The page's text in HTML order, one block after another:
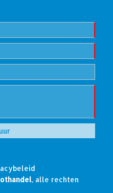
, alle rechten